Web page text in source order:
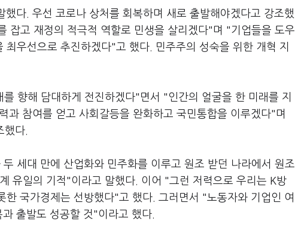
다. 우선 코로나 상처를 회복하며 새로 출발해야겠다고 강조했
잡고 재정의 적극적 역할로 민생을 살리겠다"며 "기업들을 도우
우선으로 추진하겠다"고 했다. 민주주의 성숙을 위한 개혁 지
향해 담대하게 전진하겠다"면서 "인간의 얼굴을 한 미래를 지
참여를 얻고 사회갈등을 완화하고 국민통합을 이루겠다"며
다.
세대 만에 산업화와 민주화를 이루고 원조 받던 나라에서 원조
유일의 기적"이라고 말했다. 이어 "그런 저력으로 우리는 K방
국가경제는 선방했다"고 했다. 그러면서 "노동자와 기업인 여
출발도 성공할 것"이라고 했다.